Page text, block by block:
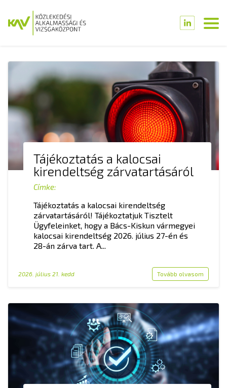
Tájékoztatás a kalocsai
kirendeltség zárvatartásáról
Címke:
Tájékoztatás a kalocsai kirendeltség
zárvatartásáról! Tájékoztatjuk Tisztelt
Ügyfeleinket, hogy a Bács-Kiskun vármegyei
kalocsai kirendeltség 2026. július 27-én és
28-án zárva tart. A...
2026. július 21. kedd Tovább olvasom